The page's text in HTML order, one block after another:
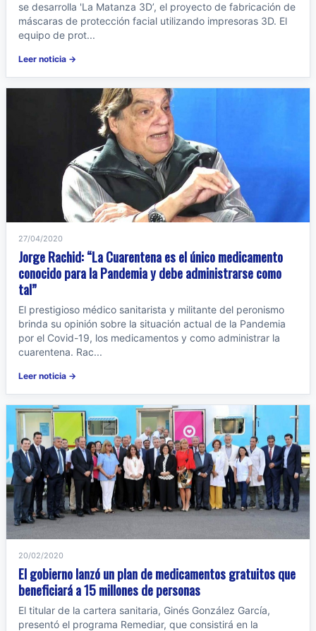
se desarrolla 'La Matanza 3D’, el proyecto de fabricación de
máscaras de protección facial utilizando impresoras 3D. El
equipo de prot...
Leer noticia →
27/04/2020
Jorge Rachid: “La Cuarentena es el único medicamento
conocido para la Pandemia y debe administrarse como
tal”
El prestigioso médico sanitarista y militante del peronismo
brinda su opinión sobre la situación actual de la Pandemia
por el Covid-19, los medicamentos y como administrar la
cuarentena. Rac...
Leer noticia →
20/02/2020
El gobierno lanzó un plan de medicamentos gratuitos que
beneficiará a 15 millones de personas
El titular de la cartera sanitaria, Ginés González García,
presentó el programa Remediar, que consistirá en la